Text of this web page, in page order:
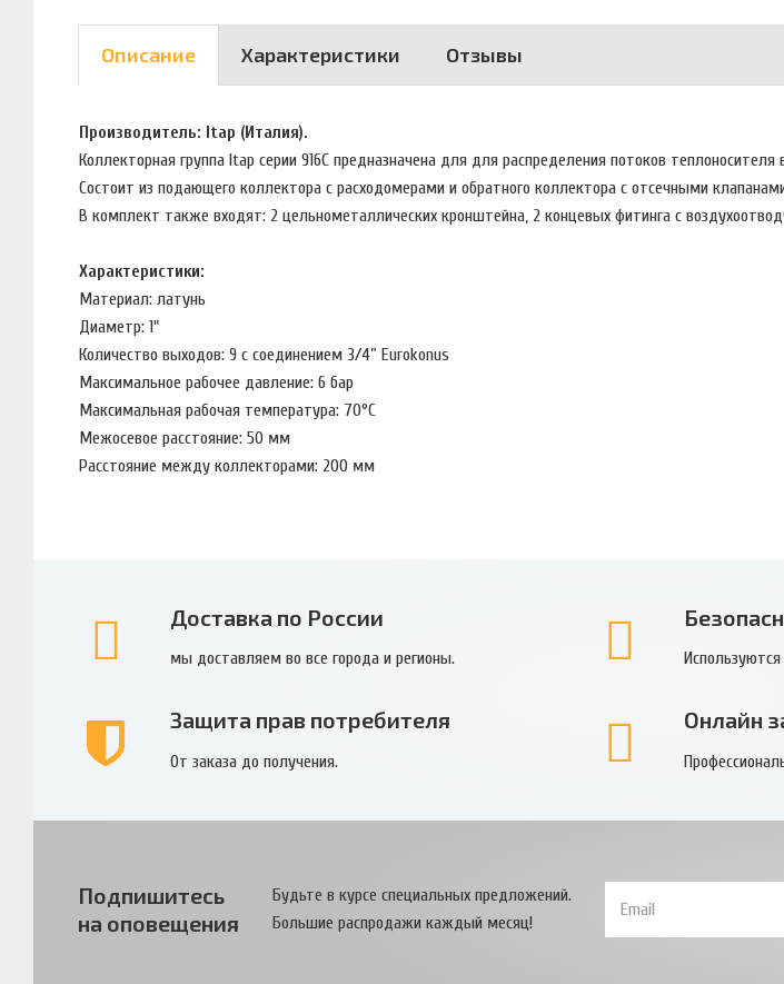
Описание Характеристики Отзывы
Производитель: Itap (Италия).
Коллекторная группа Itap серии 916C предназначена для для распределения потоков теплоносителя
Состоит из подающего коллектора с расходомерами и обратного коллектора с отсечными
В комплект также входят: 2 цельнометаллических кронштейна, 2 концевых фитинга с
Характеристики:
Материал: латунь
Диаметр: 1"
Количество выходов: 9 с соединением 3/4” Eurokonus
Максимальное рабочее давление: 6 бар
Максимальная рабочая температура: 70°С
Межосевое расстояние: 50 мм
Расстояние между коллекторами: 200 мм
Доставка по России
мы доставляем во все города и регионы.
Защита прав потребителя
От заказа до получения.
Онлайн
Подпишитесь
на оповещения
Будьте в курсе специальных предложений.
Большие распродажи каждый месяц!